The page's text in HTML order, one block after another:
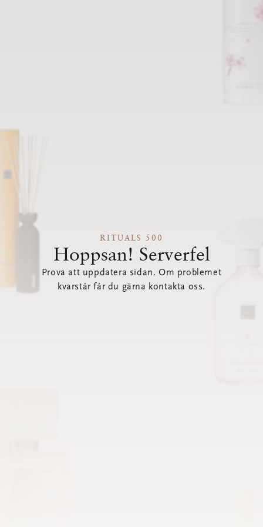
RITUALS 500
Hoppsan! Serverfel
Prova att uppdatera sidan. Om problemet
kvarstår får du gärna kontakta oss.